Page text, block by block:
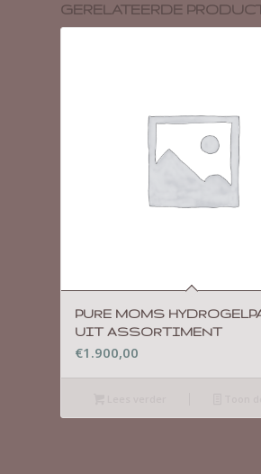
GERELATEERDE
PURE MOMS
UIT ASSORTIMENT
€1.900,00